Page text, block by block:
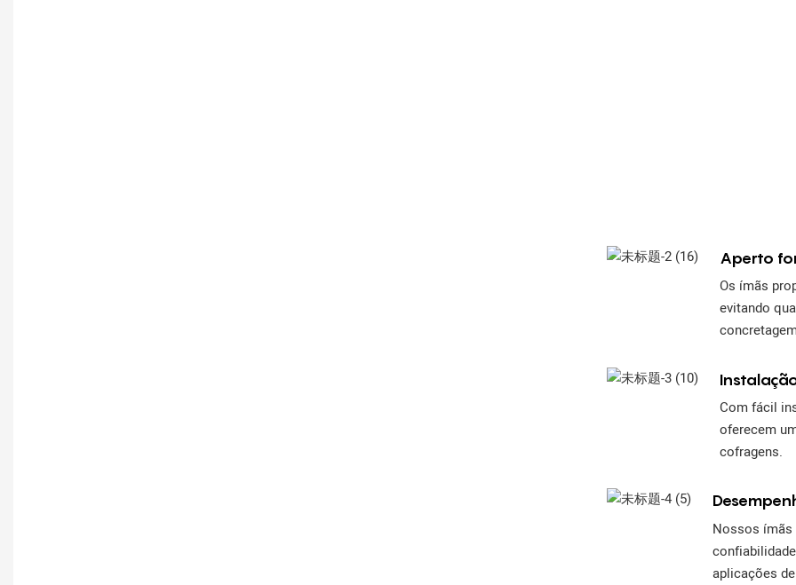
Aperto
Os ímãs
evitando
Com fácil
oferecem
cofragens.
Nossos ímãs
aplicações